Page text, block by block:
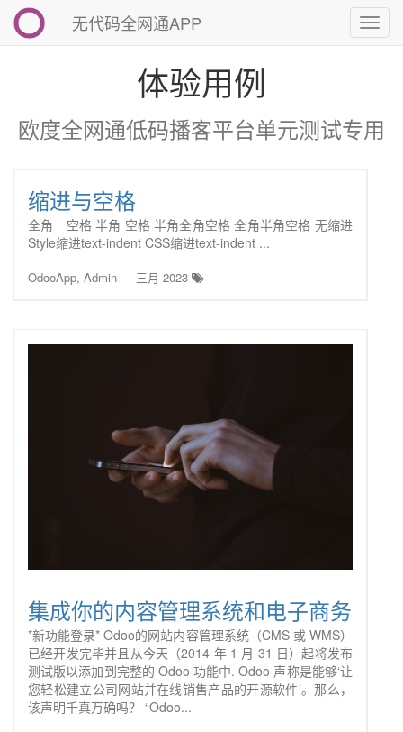
切
换
无代码全网通APP
体验用例
欧度全网通低码播客平台单元测试专用
缩进与空格
全角 空格 半角 空格 半角全角空格 全角半角空格 无缩进
Style缩进text-indent CSS缩进text-indent ...
OdooApp, Admin — 三月 2023
集成你的内容管理系统和电子商务
*新功能登录* Odoo的网站内容管理系统（CMS 或 WMS）
已经开发完毕并且从今天（2014 年 1 月 31 日）起将发布
测试版以添加到完整的 Odoo 功能中. Odoo 声称是能够‘让
您轻松建立公司网站并在线销售产品的开源软件’。那么，
该声明千真万确吗？ “Odoo...